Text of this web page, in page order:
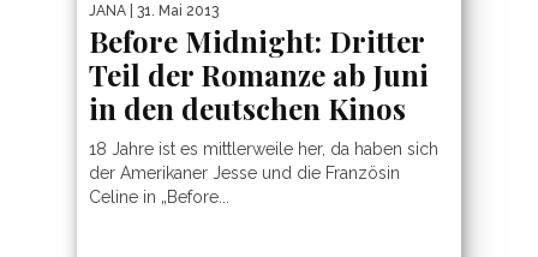
JANA | 31. Mai 2013
Before Midnight: Dritter
Teil der Romanze ab Juni
in den deutschen Kinos
18 Jahre ist es mittlerweile her, da haben sich
der Amerikaner Jesse und die Französin
Celine in „Before...